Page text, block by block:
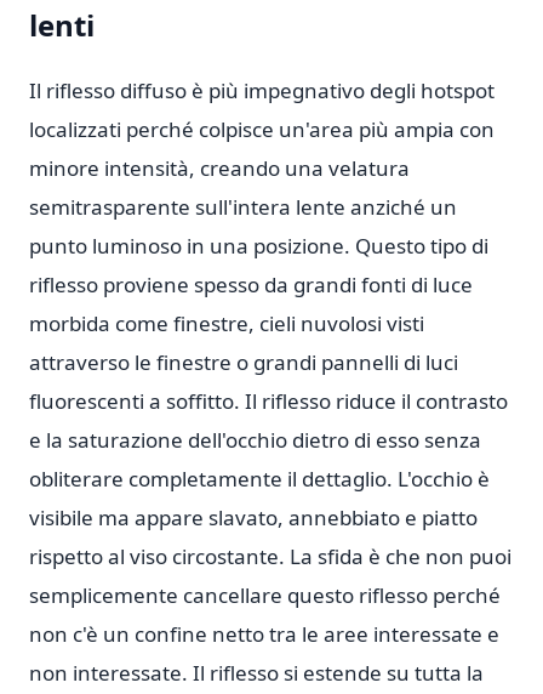
lenti
Il riflesso diffuso è più impegnativo degli hotspot
localizzati perché colpisce un'area più ampia con
minore intensità, creando una velatura
semitrasparente sull'intera lente anziché un
punto luminoso in una posizione. Questo tipo di
riflesso proviene spesso da grandi fonti di luce
morbida come finestre, cieli nuvolosi visti
attraverso le finestre o grandi pannelli di luci
fluorescenti a soffitto. Il riflesso riduce il contrasto
e la saturazione dell'occhio dietro di esso senza
obliterare completamente il dettaglio. L'occhio è
visibile ma appare slavato, annebbiato e piatto
rispetto al viso circostante. La sfida è che non puoi
semplicemente cancellare questo riflesso perché
non c'è un confine netto tra le aree interessate e
non interessate. Il riflesso si estende su tutta la